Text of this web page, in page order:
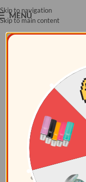
Skip to navigation
Skip to main content
MENÚ